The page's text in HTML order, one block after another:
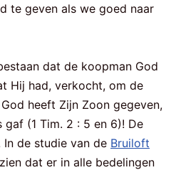
te geven als we goed naar
dat de koopman God
Hij had, verkocht, om de
heeft Zijn Zoon gegeven,
(1 Tim. 2 : 5 en 6)! De
de studie van de Bruiloft
dat er in alle bedelingen